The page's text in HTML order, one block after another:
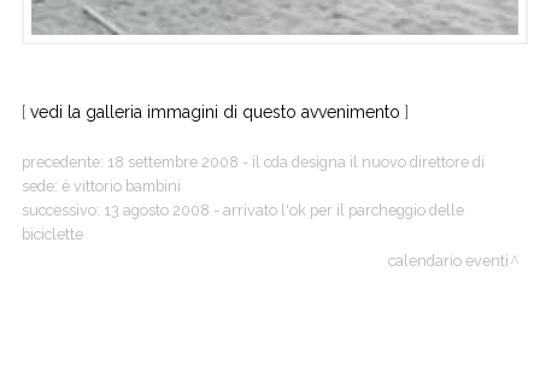
[ vedi la galleria immagini di questo avvenimento ]
precedente: 18 settembre 2008 - il cda designa il nuovo direttore di
sede: è vittorio bambini
successivo: 13 agosto 2008 - arrivato l'ok per il parcheggio delle
biciclette
calendario eventi